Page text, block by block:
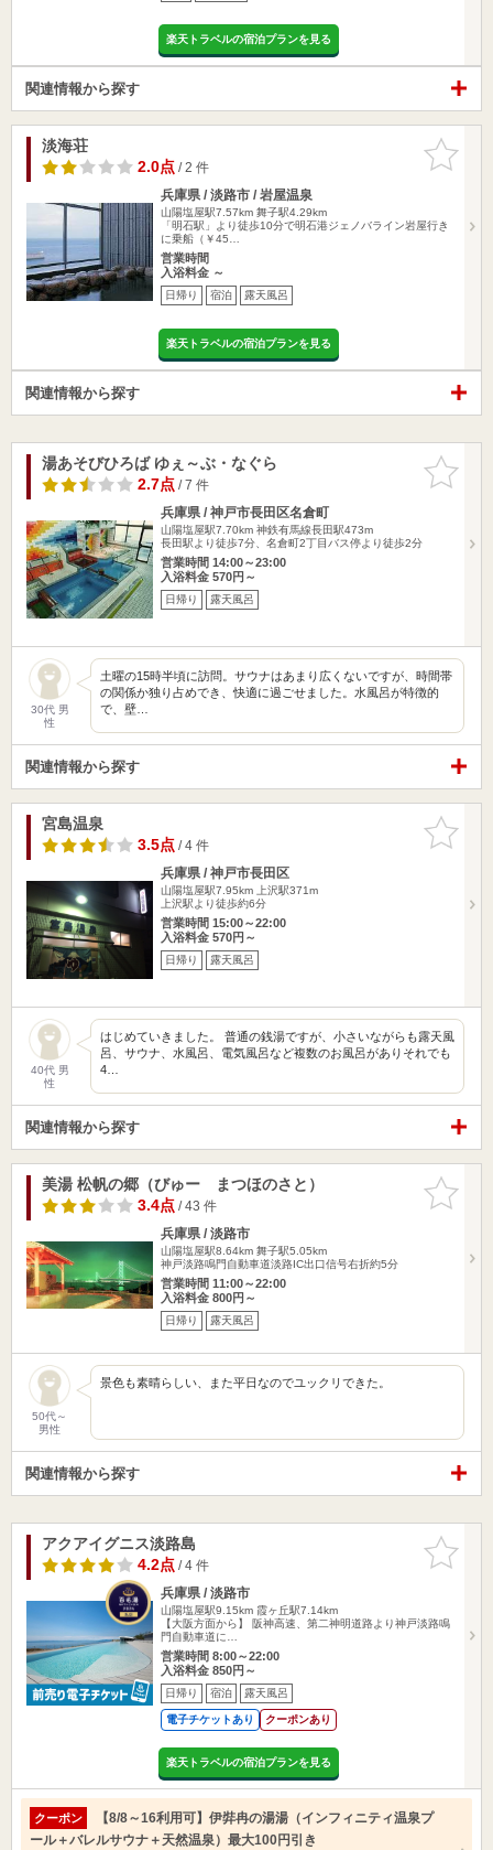
楽天トラベルの宿泊プランを見る
関連情報から探す
お気に入
りに追加
淡海荘
2.0点/ 2 件
兵庫県 / 淡路市 / 岩屋温泉
山陽塩屋駅7.57km 舞子駅4.29km
「明石駅」より徒歩10分で明石港ジェノバライン岩屋行き
に乗船（￥45…
営業時間
入浴料金 ～
日帰り 宿泊 露天風呂
楽天トラベルの宿泊プランを見る
関連情報から探す
お気に入
りに追加
湯あそびひろば ゆぇ～ぶ・なぐら
2.7点/ 7 件
兵庫県 / 神戸市長田区名倉町
山陽塩屋駅7.70km 神鉄有馬線長田駅473m
長田駅より徒歩7分、名倉町2丁目バス停より徒歩2分
営業時間 14:00～23:00
入浴料金 570円～
日帰り 露天風呂
30代 男
性
土曜の15時半頃に訪問。サウナはあまり広くないですが、時間帯
の関係か独り占めでき、快適に過ごせました。水風呂が特徴的
で、壁…
関連情報から探す
お気に入
りに追加
宮島温泉
3.5点/ 4 件
兵庫県 / 神戸市長田区
山陽塩屋駅7.95km
上沢駅371m
上沢駅より徒歩約6分
営業時間 15:00～22:00
入浴料金 570円～
日帰り 露天風呂
40代 男
性
はじめていきました。 普通の銭湯ですが、小さいながらも露天風
呂、サウナ、水風呂、電気風呂など複数のお風呂がありそれでも
4…
関連情報から探す
お気に入
りに追加
美湯 松帆の郷（びゅー まつほのさと）
3.4点/ 43 件
兵庫県 / 淡路市
山陽塩屋駅8.64km 舞子駅5.05km
神戸淡路鳴門自動車道淡路IC出口信号右折約5分
営業時間 11:00～22:00
入浴料金 800円～
日帰り 露天風呂
50代～
男性
景色も素晴らしい、また平日なのでユックリできた。
関連情報から探す
お気に入
りに追加
アクアイグニス淡路島
4.2点/ 4 件
兵庫県 / 淡路市
山陽塩屋駅9.15km 霞ヶ丘駅7.14km
【大阪方面から】 阪神高速、第二神明道路より神戸淡路鳴
門自動車道に…
営業時間 8:00～22:00
入浴料金 850円～
日帰り 宿泊 露天風呂
電子チケットあり クーポンあり
楽天トラベルの宿泊プランを見る
クーポン
【8/8～16利用可】伊弉冉の湯湯（インフィニティ温泉プ
ール＋バレルサウナ＋天然温泉）最大100円引き